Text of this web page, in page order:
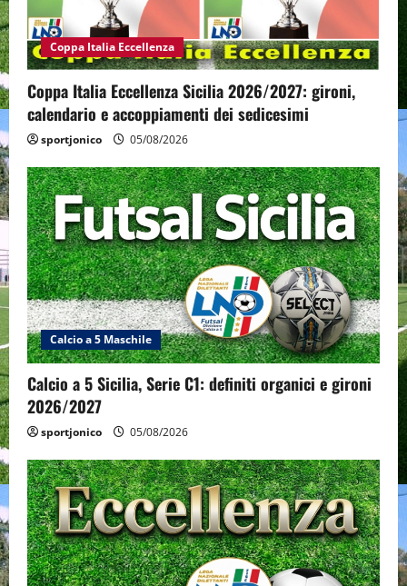
Coppa Italia Eccellenza
Coppa Italia Eccellenza Sicilia 2026/2027: gironi,
calendario e accoppiamenti dei sedicesimi
sportjonico 05/08/2026
Calcio a 5 Maschile
Calcio a 5 Sicilia, Serie C1: definiti organici e gironi
2026/2027
sportjonico 05/08/2026